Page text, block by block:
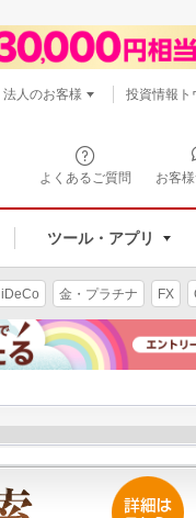
よくあるご質問 お客
ツール・アプリ
法人のお客様 投資情報ト
iDeCo 金・プラチナ FX